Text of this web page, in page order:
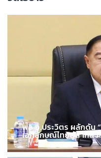
พล.อ.ประวิตร ผลักดัน
เอกลักษณ์ไทยสู่สากล